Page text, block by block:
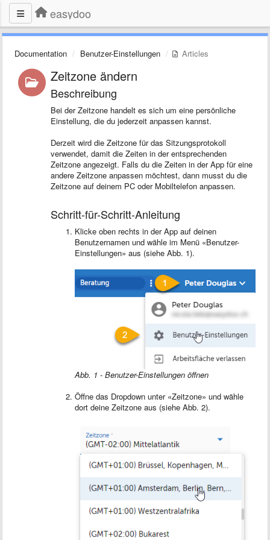
easydoo
Documentation Benutzer-Einstellungen Articles
Zeitzone ändern
Beschreibung
Bei der Zeitzone handelt es sich um eine persönliche
Einstellung, die du jederzeit anpassen kannst.
Derzeit wird die Zeitzone für das Sitzungsprotokoll
verwendet, damit die Zeiten in der entsprechenden
Zeitzone angezeigt. Falls du die Zeiten in der App für eine
andere Zeitzone anpassen möchtest, dann musst du die
Zeitzone auf deinem PC oder Mobiltelefon anpassen.
Schritt-für-Schritt-Anleitung
Klicke oben rechts in der App auf deinen
Benutzernamen und wähle im Menü «Benutzer-
Einstellungen» aus (siehe Abb. 1).
Abb. 1 - Benutzer-Einstellungen öffnen
Öffne das Dropdown unter «Zeitzone» und wähle
dort deine Zeitzone aus (siehe Abb. 2).